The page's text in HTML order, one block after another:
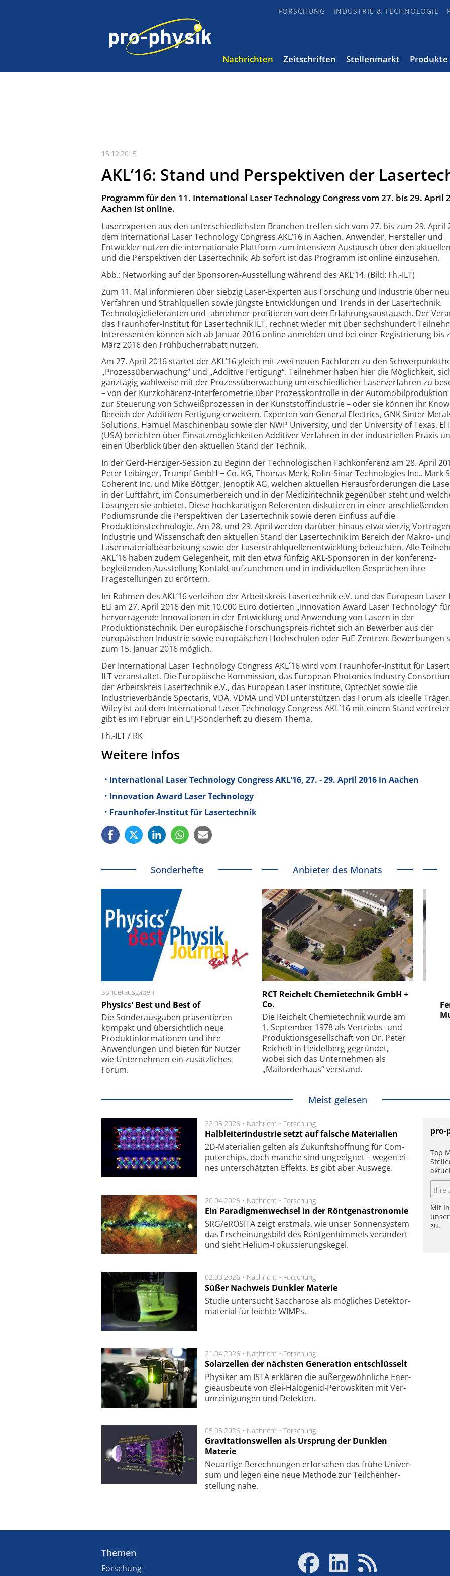
FORSCHUNG INDUSTRIE & TECHNOLOGIE
Nachrichten Zeitschriften Stellenmarkt Produkte
15.12.2015
AKL’16: Stand und Perspektiven der
Programm für den 11. International Laser Technology Congress vom 27. bis 29. April
Aachen ist online.
Laserexperten aus den unterschiedlichsten Branchen treffen sich vom 27. bis zum 29. April
dem International Laser Technology Congress AKL’16 in Aachen. Anwender, Hersteller und
Entwickler nutzen die inter­nationale Plattform zum intensiven Austausch über den
und die Perspektiven der Laser­technik. Ab sofort ist das Programm ist online einzusehen.
Abb.: Networking auf der Sponsoren-Ausstellung während des AKL’14. (Bild: Fh.-ILT)
Zum 11. Mal informieren über siebzig Laser-Experten aus Forschung und Industrie über
Verfahren und Strahlquellen sowie jüngste Entwicklungen und Trends in der Lasertechnik.
Technologielieferanten und -abnehmer profitieren von dem Erfahrungsaustausch. Der
das Fraunhofer-Institut für Lasertechnik ILT, rechnet wieder mit über sechshundert
Interessenten können sich ab Januar 2016 online anmelden und bei einer Registrierung bis
März 2016 den Frühbucherrabatt nutzen.
Am 27. April 2016 startet der AKL’16 gleich mit zwei neuen Fachforen zu den
„Prozessüberwachung“ und „Additive Fertigung“. Teilnehmer haben hier die Möglichkeit,
ganztägig wahlweise mit der Prozessüberwachung unterschiedlicher Laserverfahren zu
– von der Kurzkohärenz-Interferometrie über Prozesskontrolle in der Automobil­produktion
zur Steuerung von Schweißprozessen in der Kunststoffindustrie – oder sie können ihr
Bereich der Additiven Fertigung erweitern. Experten von General Electrics, GNK Sinter
Solutions, Hamuel Maschinenbau sowie der NWP University, und der University of Texas, El
(USA) berichten über Einsatzmöglichkeiten Additiver Verfahren in der industriellen Praxis
einen Überblick über den aktuellen Stand der Technik.
In der Gerd-Herziger-Session zu Beginn der Technologischen Fachkonferenz am 28. April
Peter Leibinger, Trumpf GmbH + Co. KG, Thomas Merk, Rofin-Sinar Technologies Inc., Mark
Coherent Inc. und Mike Böttger, Jenoptik AG, welchen aktuellen Herausforderungen die
in der Luftfahrt, im Consumerbereich und in der Medizintechnik gegenüber steht und
Lösungen sie anbietet. Diese hochkarätigen Referenten diskutieren in einer anschließenden
Podiumsrunde die Perspektiven der Lasertechnik sowie deren Einfluss auf die
Produktionstechnologie. Am 28. und 29. April werden darüber hinaus etwa vierzig
Industrie und Wissenschaft den aktuellen Stand der Lasertechnik im Bereich der Makro-
Lasermaterialbearbeitung sowie der Laserstrahl­quellen­entwicklung beleuchten. Alle
AKL´16 haben zudem Gelegenheit, mit den etwa fünfzig AKL-Sponsoren in der konferenz­
begleitenden Ausstellung Kontakt aufzunehmen und in individuellen Gesprächen ihre
Fragestellungen zu erörtern.
Im Rahmen des AKL’16 verleihen der Arbeitskreis Lasertechnik e.V. und das European
ELI am 27. April 2016 den mit 10.000 Euro dotierten „Innovation Award Laser Technology“
hervorragende Innovationen in der Entwicklung und Anwendung von Lasern in der
Produktionstechnik. Der europäische Forschungspreis richtet sich an Bewerber aus der
europäischen Industrie sowie europäischen Hochschulen oder FuE-Zentren. Bewerbungen
zum 15. Januar 2016 möglich.
Der International Laser Technology Congress AKL´16 wird vom Fraunhofer-Institut für
ILT veranstaltet. Die Europäische Kommission, das European Photonics Industry
der Arbeitskreis Lasertechnik e.V., das European Laser Institute, OptecNet sowie die
Industrieverbände Spectaris, VDA, VDMA und VDI unterstützen das Forum als ideelle
Wiley ist auf dem International Laser Technology Congress AKL´16 mit einem Stand
gibt es im Februar ein LTJ-Sonderheft zu diesem Thema.
Fh.-ILT / RK
Weitere Infos
International Laser Technology Congress AKL’16, 27. - 29. April 2016 in Aachen
Innovation Award Laser Technology
Fraunhofer-Institut für Lasertechnik
Sonderhefte
Sonderausgaben
Physics' Best und Best of
Die Sonder­ausgaben präsentieren
kompakt und übersichtlich neue
Produkt­informationen und ihre
Anwendungen und bieten für Nutzer
wie Unternehmen ein zusätzliches
Forum.
Anbieter des Monats
RCT Reichelt Chemietechnik GmbH +
Co.
Die Reichelt Chemietechnik wurde am
1. September 1978 als Vertriebs- und
Produktionsgesellschaft von Dr. Peter
Reichelt in Heidelberg gegründet,
wobei sich das Unternehmen als
„Mailorderhaus“ verstand.
Faserkoppler mit Super-
Feinfokussierungsmechanismus
SmarAct GmbH
kleinstem Raum
Meist gelesen
22.05.2026 • Nachricht • Forschung
Halbleiterindustrie setzt auf falsche Materialien
2D-Mate­ri­a­li­en gel­ten als Zu­kunfts­hoff­nung für Com­
pu­ter­chips, doch man­che sind un­ge­eig­net – we­gen ei­
nes un­ter­schätz­ten Ef­fekts. Es gibt aber Aus­we­ge.
20.04.2026 • Nachricht • Forschung
Ein Paradigmenwechsel in der Röntgenastronomie
SRG/eROSITA zeigt erst­mals, wie unser Son­nen­sys­tem
das Er­schei­nungs­bild des Rönt­gen­him­mels ver­än­dert
und sieht Helium-Fokus­sie­rungs­ke­gel.
02.03.2026 • Nachricht • Forschung
Süßer Nachweis Dunkler Materie
Studie unter­sucht Saccha­ro­se als mög­li­ches De­tek­tor­
ma­te­rial für leich­te WIMPs.
21.04.2026 • Nachricht • Forschung
Solarzellen der nächsten Generation entschlüsselt
Physiker am ISTA er­klä­ren die außer­ge­wöhn­li­che Ener­
gie­aus­beu­te von Blei-Halo­ge­nid-Perows­ki­ten mit Ver­
unrei­ni­gung­en und De­fek­ten.
05.05.2026 • Nachricht • Forschung
Gravitationswellen als Ursprung der Dunklen
Materie
Neu­artige Be­rech­nung­en er­for­schen das frü­he Uni­ver­
sum und legen eine neue Me­tho­de zur Teil­chen­her­
stel­lung nahe.
pro-
Top
Mit
zu.
Themen
Forschung